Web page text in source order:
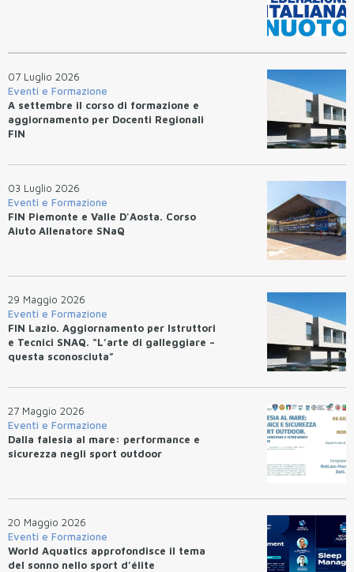
07 Luglio 2026
Eventi e Formazione
A settembre il corso di formazione e
aggiornamento per Docenti Regionali
FIN
03 Luglio 2026
Eventi e Formazione
FIN Piemonte e Valle D'Aosta. Corso
Aiuto Allenatore SNaQ
29 Maggio 2026
Eventi e Formazione
FIN Lazio. Aggiornamento per Istruttori
e Tecnici SNAQ. “L’arte di galleggiare –
questa sconosciuta”
27 Maggio 2026
Eventi e Formazione
Dalla falesia al mare: performance e
sicurezza negli sport outdoor
20 Maggio 2026
Eventi e Formazione
World Aquatics approfondisce il tema
del sonno nello sport d’élite